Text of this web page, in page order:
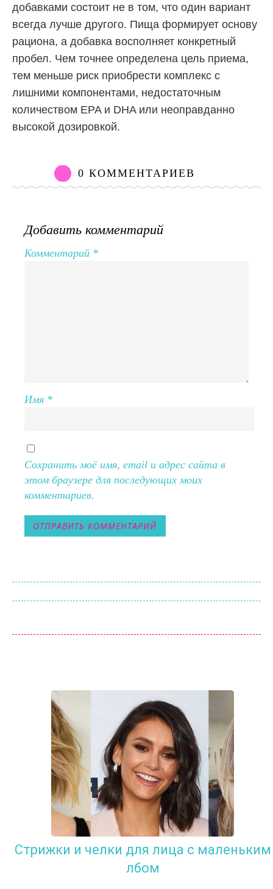
добавками состоит не в том, что один вариант
всегда лучше другого. Пища формирует основу
рациона, а добавка восполняет конкретный
пробел. Чем точнее определена цель приема,
тем меньше риск приобрести комплекс с
лишними компонентами, недостаточным
количеством EPA и DHA или неоправданно
высокой дозировкой.
0 КОММЕНТАРИЕВ
Добавить комментарий
Комментарий *
Имя *
Сохранить моё имя, email и адрес сайта в
этом браузере для последующих моих
комментариев.
Стрижки и челки для лица с маленьким
лбом